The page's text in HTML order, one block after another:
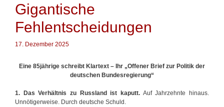
Gigantische
Fehlentscheidungen
17. Dezember 2025
Eine 85jährige schreibt Klartext – Ihr „Offener Brief zur Politik der
deutschen Bundesregierung“
1. Das Verhältnis zu Russland ist kaputt. Auf Jahrzehnte hinaus.
Unnötigerweise. Durch deutsche Schuld.